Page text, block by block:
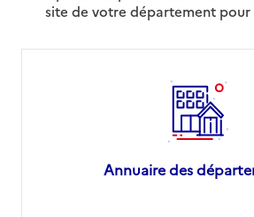
site de votre département pour
Annuaire des